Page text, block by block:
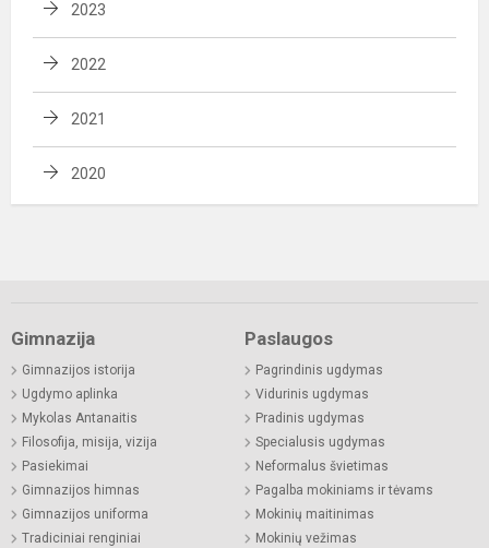
2023
2022
2021
2020
Gimnazija
Gimnazijos istorija
Ugdymo aplinka
Mykolas Antanaitis
Filosofija, misija, vizija
Pasiekimai
Gimnazijos himnas
Gimnazijos uniforma
Tradiciniai renginiai
Paslaugos
Pagrindinis ugdymas
Vidurinis ugdymas
Pradinis ugdymas
Specialusis ugdymas
Neformalus švietimas
Pagalba mokiniams ir tėvams
Mokinių maitinimas
Mokinių vežimas